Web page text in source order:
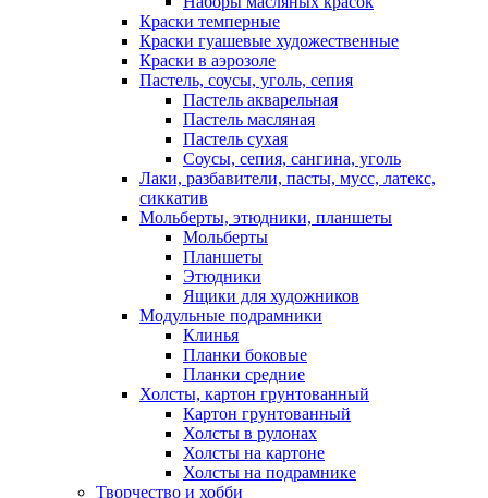
Краски темперные
Краски гуашевые художественные
Краски в аэрозоле
Пастель, соусы, уголь, сепия
Пастель акварельная
Пастель масляная
Пастель сухая
Соусы, сепия, сангина, уголь
Лаки, разбавители, пасты, мусс, латекс,
сиккатив
Мольберты, этюдники, планшеты
Мольберты
Планшеты
Этюдники
Ящики для художников
Модульные подрамники
Клинья
Планки боковые
Планки средние
Холсты, картон грунтованный
Картон грунтованный
Холсты в рулонах
Холсты на картоне
Холсты на подрамнике
Творчество и хобби